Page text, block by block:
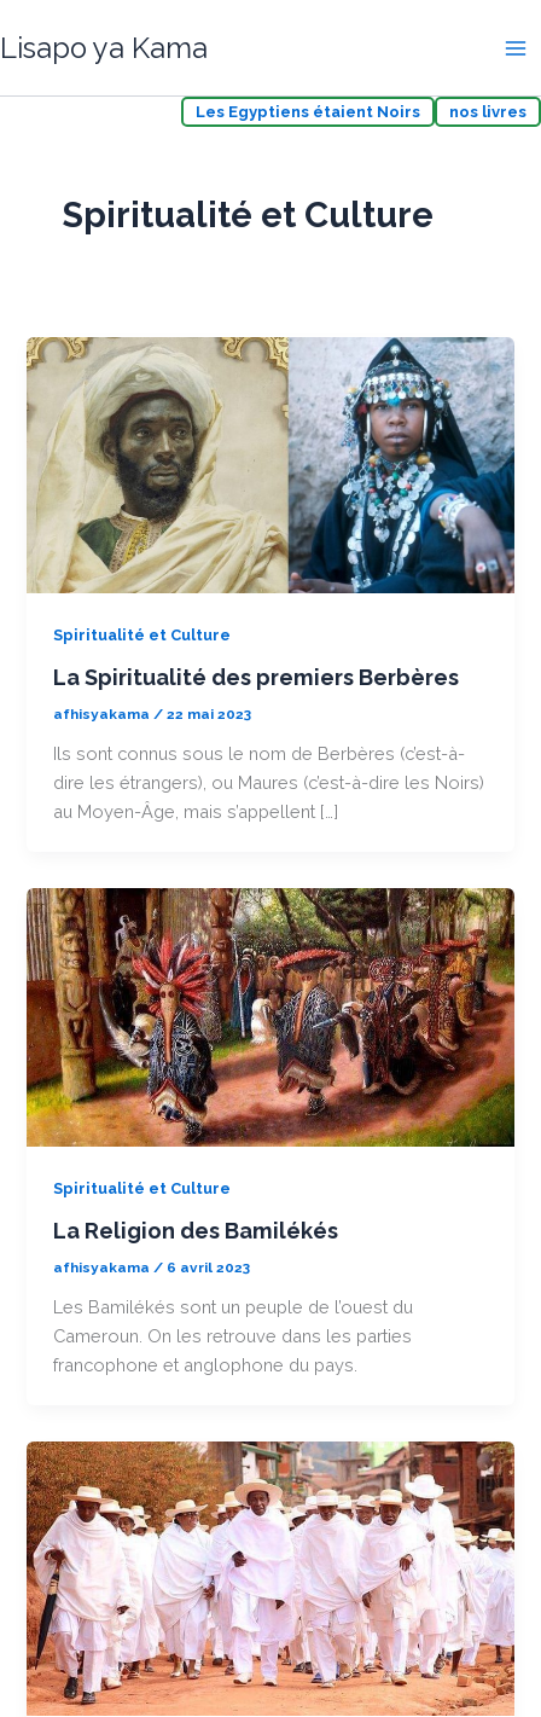
au
contenu
Lisapo ya Kama
nos livres
Les Egyptiens étaient Noirs
Spiritualité et Culture
Spiritualité et Culture
La Spiritualité des premiers Berbères
afhisyakama /22 mai 2023
Ils sont connus sous le nom de Berbères (c’est-à-
dire les étrangers), ou Maures (c’est-à-dire les Noirs)
au Moyen-Âge, mais s’appellent […]
Spiritualité et Culture
La Religion des Bamilékés
afhisyakama / 6 avril 2023
Les Bamilékés sont un peuple de l’ouest du
Cameroun. On les retrouve dans les parties
francophone et anglophone du pays.